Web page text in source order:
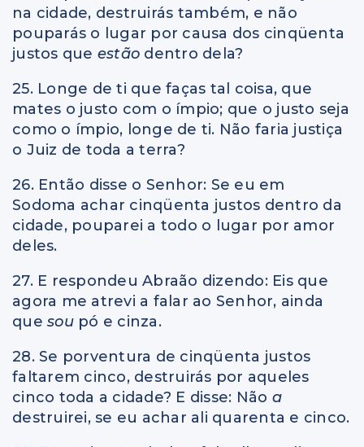
na cidade, destruirás também, e não
pouparás o lugar por causa dos cinqüenta
justos que estão dentro dela?
25. Longe de ti que faças tal coisa, que
mates o justo com o ímpio; que o justo seja
como o ímpio, longe de ti. Não faria justiça
o Juiz de toda a terra?
26. Então disse o Senhor: Se eu em
Sodoma achar cinqüenta justos dentro da
cidade, pouparei a todo o lugar por amor
deles.
27. E respondeu Abraão dizendo: Eis que
agora me atrevi a falar ao Senhor, ainda
que sou pó e cinza.
28. Se porventura de cinqüenta justos
faltarem cinco, destruirás por aqueles
cinco toda a cidade? E disse: Não a
destruirei, se eu achar ali quarenta e cinco.